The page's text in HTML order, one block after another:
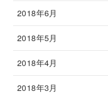
2018年6月
2018年5月
2018年4月
2018年3月